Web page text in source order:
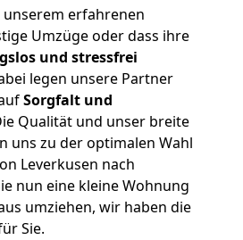
erfahrenen
Umzüge oder dass ihre
und stressfrei
legen unsere Partner
Sorgfalt und
Qualität und unser breite
uns zu der optimalen Wahl
Leverkusen nach
nun eine kleine Wohnung
umziehen, wir haben die
Sie.